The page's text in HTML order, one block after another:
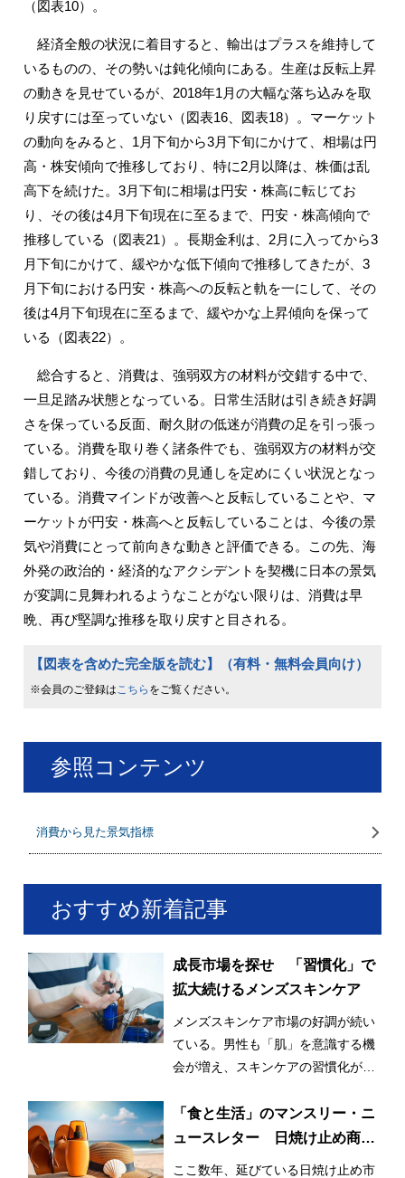
（図表10）。
経済全般の状況に着目すると、輸出はプラスを維持して
いるものの、その勢いは鈍化傾向にある。生産は反転上昇
の動きを見せているが、2018年1月の大幅な落ち込みを取
り戻すには至っていない（図表16、図表18）。マーケット
の動向をみると、1月下旬から3月下旬にかけて、相場は円
高・株安傾向で推移しており、特に2月以降は、株価は乱
高下を続けた。3月下旬に相場は円安・株高に転じてお
り、その後は4月下旬現在に至るまで、円安・株高傾向で
推移している（図表21）。長期金利は、2月に入ってから3
月下旬にかけて、緩やかな低下傾向で推移してきたが、3
月下旬における円安・株高への反転と軌を一にして、その
後は4月下旬現在に至るまで、緩やかな上昇傾向を保って
いる（図表22）。
総合すると、消費は、強弱双方の材料が交錯する中で、
一旦足踏み状態となっている。日常生活財は引き続き好調
さを保っている反面、耐久財の低迷が消費の足を引っ張っ
ている。消費を取り巻く諸条件でも、強弱双方の材料が交
錯しており、今後の消費の見通しを定めにくい状況となっ
ている。消費マインドが改善へと反転していることや、マ
ーケットが円安・株高へと反転していることは、今後の景
気や消費にとって前向きな動きと評価できる。この先、海
外発の政治的・経済的なアクシデントを契機に日本の景気
が変調に見舞われるようなことがない限りは、消費は早
晩、再び堅調な推移を取り戻すと目される。
【図表を含めた完全版を読む】（有料・無料会員向け）
※会員のご登録はこちら をご覧ください。
参照コンテンツ
消費から見た景気指標
おすすめ新着記事
成長市場を探せ 「習慣化」で
拡大続けるメンズスキンケア
メンズスキンケア市場の好調が続い
ている。男性も「肌」を意識する機
会が増え、スキンケアの習慣化が始
「食と生活」のマンスリー・ニ
ュースレター 日焼け止め商品
の利用率が3割増！ 日常的かつ
ここ数年、延びている日焼け止め市